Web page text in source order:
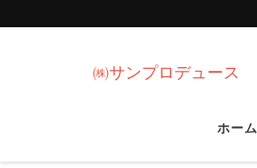
㈱サンプロデュース
ホーム